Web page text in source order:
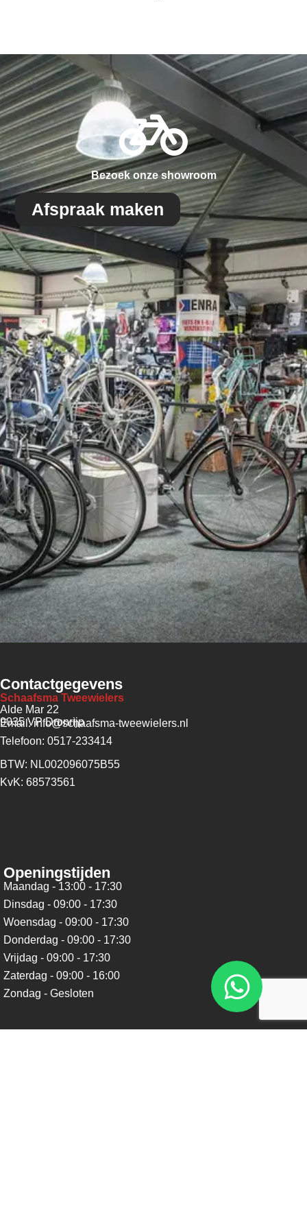
Bezoek onze showroom
Afspraak maken
Contactgegevens
Schaafsma Tweewielers
Alde Mar 22
9035 VP Dronrijp
Email: info@schaafsma-tweewielers.nl
Telefoon: 0517-233414
BTW: NL002096075B55
KvK: 68573561
Openingstijden
Maandag - 13:00 - 17:30
Dinsdag - 09:00 - 17:30
Woensdag - 09:00 - 17:30
Donderdag - 09:00 - 17:30
Vrijdag - 09:00 - 17:30
Zaterdag - 09:00 - 16:00
Zondag - Gesloten